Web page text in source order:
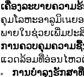
ເຄື່ອງລະບາຍຄວາມ
ຄຸມໂລຫະອາລູມິเนຍ
ພາຍໃນຊ່ວຍເພີ່ມປະ
ການຄວບຄຸມຄວາມ
ແວດລ້ອມທີ່ອ່ອນໄຫວ
ການບຳລຸງຮັກສາ